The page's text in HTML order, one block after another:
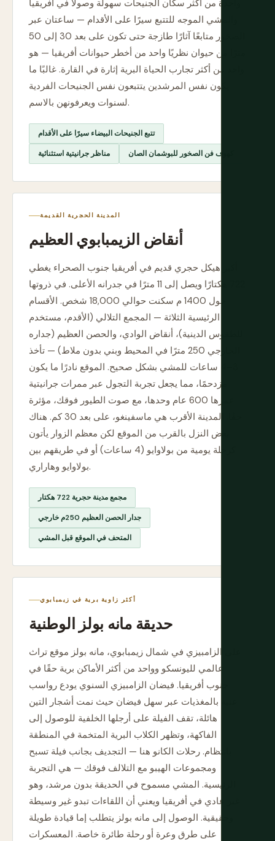
واحدة من أكثر سكان الجنيحات سهولة وصولًا في أفريقيا
والمشي الموجه للتتبع سيرًا على الأقدام — ساعتان عبر
الصخور متابعًا آثارًا طازجة حتى تكون على بعد 30 إلى 50
مترًا من حيوان نظريًا واحد من أخطر حيوانات أفريقيا — هو
واحد من أكثر تجارب الحياة البرية إثارة في القارة. غالبًا ما
يكون نفس المرشدين يتتبعون نفس الجنيحات الفردية
لسنوات ويعرفونهن بالاسم.
تتبع الجنيحات البيضاء سيرًا على الأقدام
مناظر جرانيتية استثنائية كهوف فن الصخور للبوشمان الصان
المدينة الحجرية القديمة
أنقاض الزيمبابوي العظيم
أكبر هيكل حجري قديم في أفريقيا جنوب الصحراء يغطي
722 هكتارًا ويصل إلى 11 مترًا في جدرانه الأعلى. في ذروتها
حول 1400 م سكنت حوالي 18,000 شخص. الأقسام
الرئيسية الثلاثة — المجمع التلالي (الأقدم، مستخدم
للطقوس الدينية)، أنقاض الوادي، والحصن العظيم (جداره
الخارجي 250 مترًا في المحيط وبني بدون ملاط) — تأخذ
3–4 ساعات للمشي بشكل صحيح. الموقع نادرًا ما يكون
مزدحمًا، مما يجعل تجربة التجول عبر ممرات جرانيتية
عمرها 600 عام وحدها، مع صوت الطيور فوقك، مؤثرة
حقًا. المدينة الأقرب هي ماسفينغو، على بعد 30 كم. هناك
بعض النزل بالقرب من الموقع لكن معظم الزوار يأتون
كرحلة يومية من بولاوايو (4 ساعات) أو في طريقهم بين
بولاوايو وهاراري.
مجمع مدينة حجرية 722 هكتار
جدار الحصن العظيم 250م خارجي
المتحف في الموقع قبل المشي
أكثر زاوية برية في زيمبابوي
حديقة مانه بولز الوطنية
على الزامبيزي في شمال زيمبابوي، مانه بولز موقع تراث
عالمي لليونسكو وواحد من أكثر الأماكن برية حقًا في
جنوب أفريقيا. فيضان الزامبيزي السنوي يودع رواسب
غنية بالمغذيات عبر سهل فيضان حيث نمت أشجار التين
هائلة، تقف الفيلة على أرجلها الخلفية للوصول إلى
الفاكهة، وتظهر الكلاب البرية المتخمة في المنطقة
بانتظام. رحلات الكانو هنا — التجديف بجانب فيلة تسبح
ومجموعات الهيبو مع التلالف فوقك — هي التجربة
الرئيسية. المشي مسموح في الحديقة بدون مرشد، وهو
غير عادي في أفريقيا ويعني أن اللقاءات تبدو غير وسيطة
وحقيقية. الوصول إلى مانه بولز يتطلب إما قيادة طويلة
على طرق وعرة أو رحلة طائرة خاصة. المعسكرات